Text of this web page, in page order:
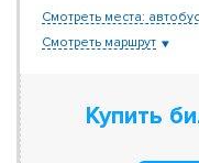
Смотреть места:
Смотреть маршрут
Купить